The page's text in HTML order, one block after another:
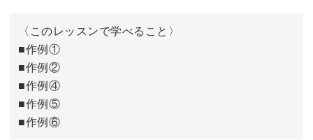
〈このレッスンで学べること〉
■作例①
■作例②
■作例④
■作例⑤
■作例⑥